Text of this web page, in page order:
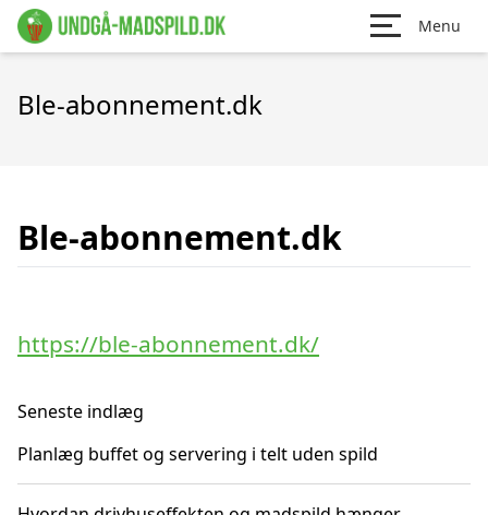
Menu
Ble-abonnement.dk
Ble-abonnement.dk
https://ble-abonnement.dk/
Seneste indlæg
Planlæg buffet og servering i telt uden spild